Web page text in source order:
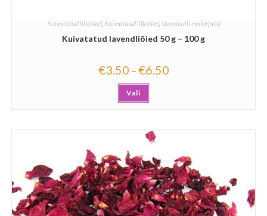
Kuivatatud lilleõied, Kuivatatud lilleõied, Vannipalli materjalid
Kuivatatud lavendliõied 50 g – 100 g
€3.50 –€6.50
Vali